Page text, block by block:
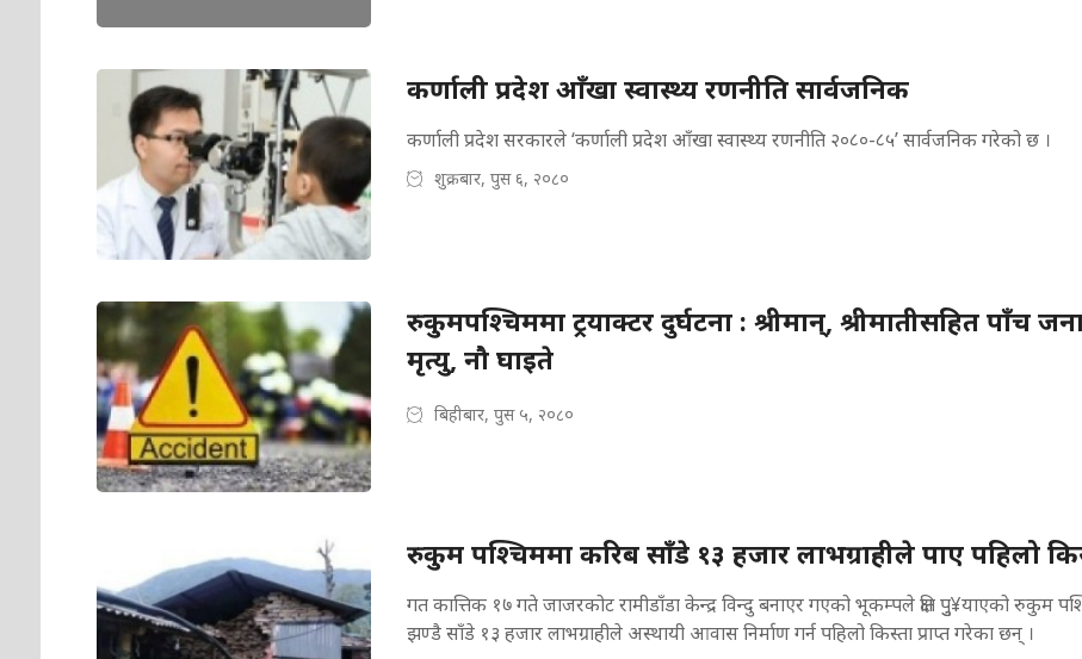
कर्णाली प्रदेश आँखा स्वास्थ्य रणनीति सार्वजनिक
कर्णाली प्रदेश सरकारले ‘कर्णाली प्रदेश आँखा स्वास्थ्य रणनीति २०८०-८५’ सार्वजनिक गरेको छ ।
शुक्रबार, पुस ६, २०८०
रुकुमपश्चिममा ट्रयाक्टर दुर्घटना : श्रीमान्, श्रीमातीसहित पाँच
मृत्यु, नौ घाइते
बिहीबार, पुस ५, २०८०
रुकुम पश्चिममा करिब साँडे १३ हजार लाभग्राहीले पाए पहिलो
गत कात्तिक १७ गते जाजरकोट रामीडाँडा केन्द्र विन्दु बनाएर गएको भूकम्पले क्षति पुु¥याएको रुकुम
झण्डै साँडे १३ हजार लाभग्राहीले अस्थायी आवास निर्माण गर्न पहिलो किस्ता प्राप्त गरेका छन् ।